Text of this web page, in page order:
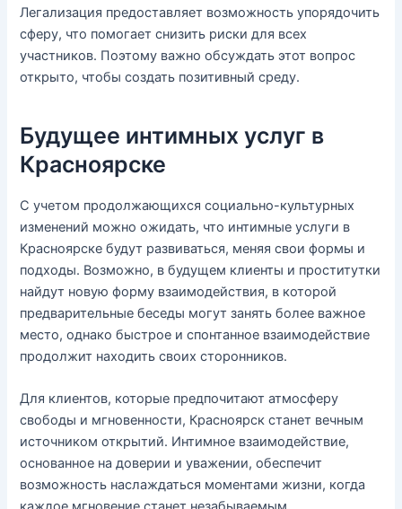
Легализация предоставляет возможность упорядочить
сферу, что помогает снизить риски для всех
участников. Поэтому важно обсуждать этот вопрос
открыто, чтобы создать позитивный среду.
Будущее интимных услуг в
Красноярске
С учетом продолжающихся социально-культурных
изменений можно ожидать, что интимные услуги в
Красноярске будут развиваться, меняя свои формы и
подходы. Возможно, в будущем клиенты и проститутки
найдут новую форму взаимодействия, в которой
предварительные беседы могут занять более важное
место, однако быстрое и спонтанное взаимодействие
продолжит находить своих сторонников.
Для клиентов, которые предпочитают атмосферу
свободы и мгновенности, Красноярск станет вечным
источником открытий. Интимное взаимодействие,
основанное на доверии и уважении, обеспечит
возможность наслаждаться моментами жизни, когда